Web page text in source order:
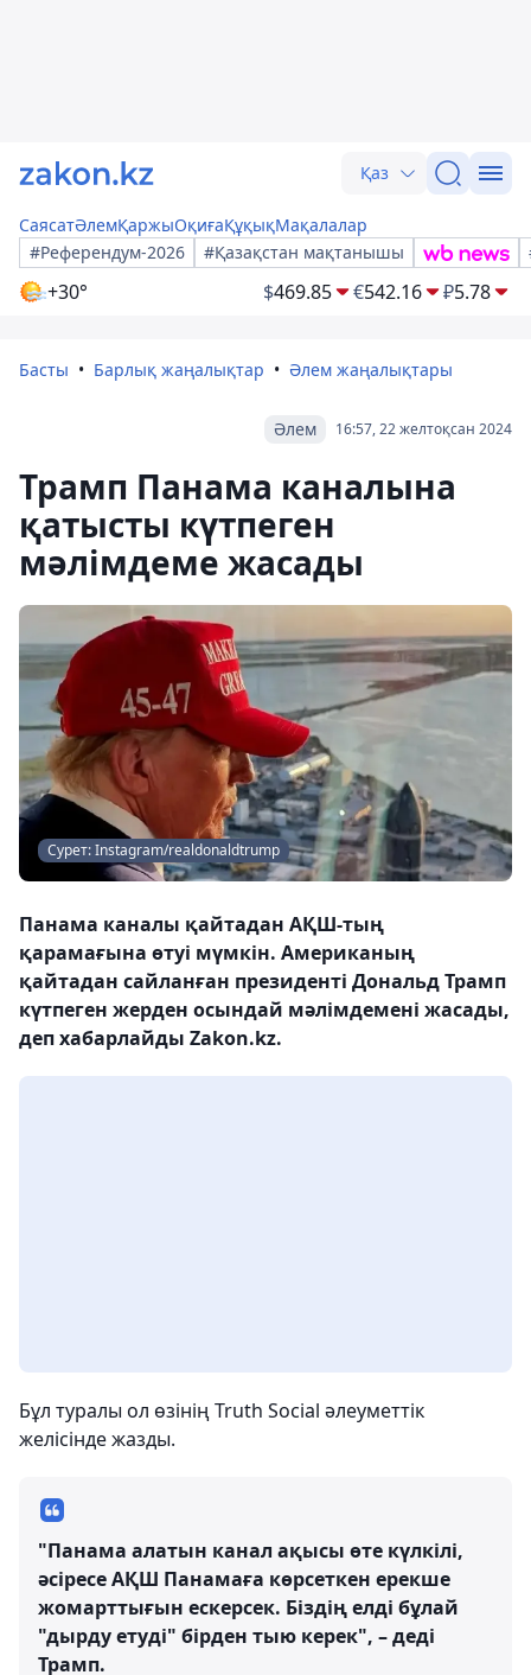
Қаз
СаясатӘлемҚаржыОқиғаҚұқықМақалалар
#Референдум-2026
#Қазақстан мақтанышы
+30° $469.85 €542.16 ₽5.78
Басты Барлық жаңалықтар Әлем жаңалықтары
16:57, 22 желтоқсан 2024
Әлем
Трамп Панама каналына
қатысты күтпеген
мәлімдеме жасады
Сурет: Instagram/realdonaldtrump
Панама каналы қайтадан АҚШ-тың
қарамағына өтуі мүмкін. Американың
қайтадан сайланған президенті Дональд Трамп
күтпеген жерден осындай мәлімдемені жасады,
деп хабарлайды Zakon.kz.
Бұл туралы ол өзінің Truth Social әлеуметтік
желісінде жазды.
"Панама алатын канал ақысы өте күлкілі,
әсіресе АҚШ Панамаға көрсеткен ерекше
жомарттығын ескерсек. Біздің елді бұлай
"дырду етуді" бірден тыю керек", – деді
Трамп.